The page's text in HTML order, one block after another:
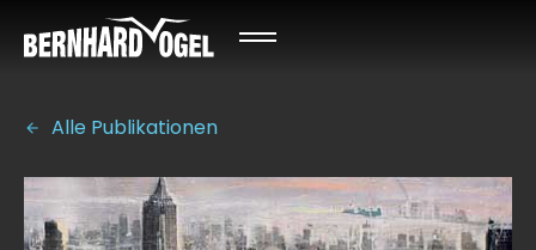
Alle Publikationen